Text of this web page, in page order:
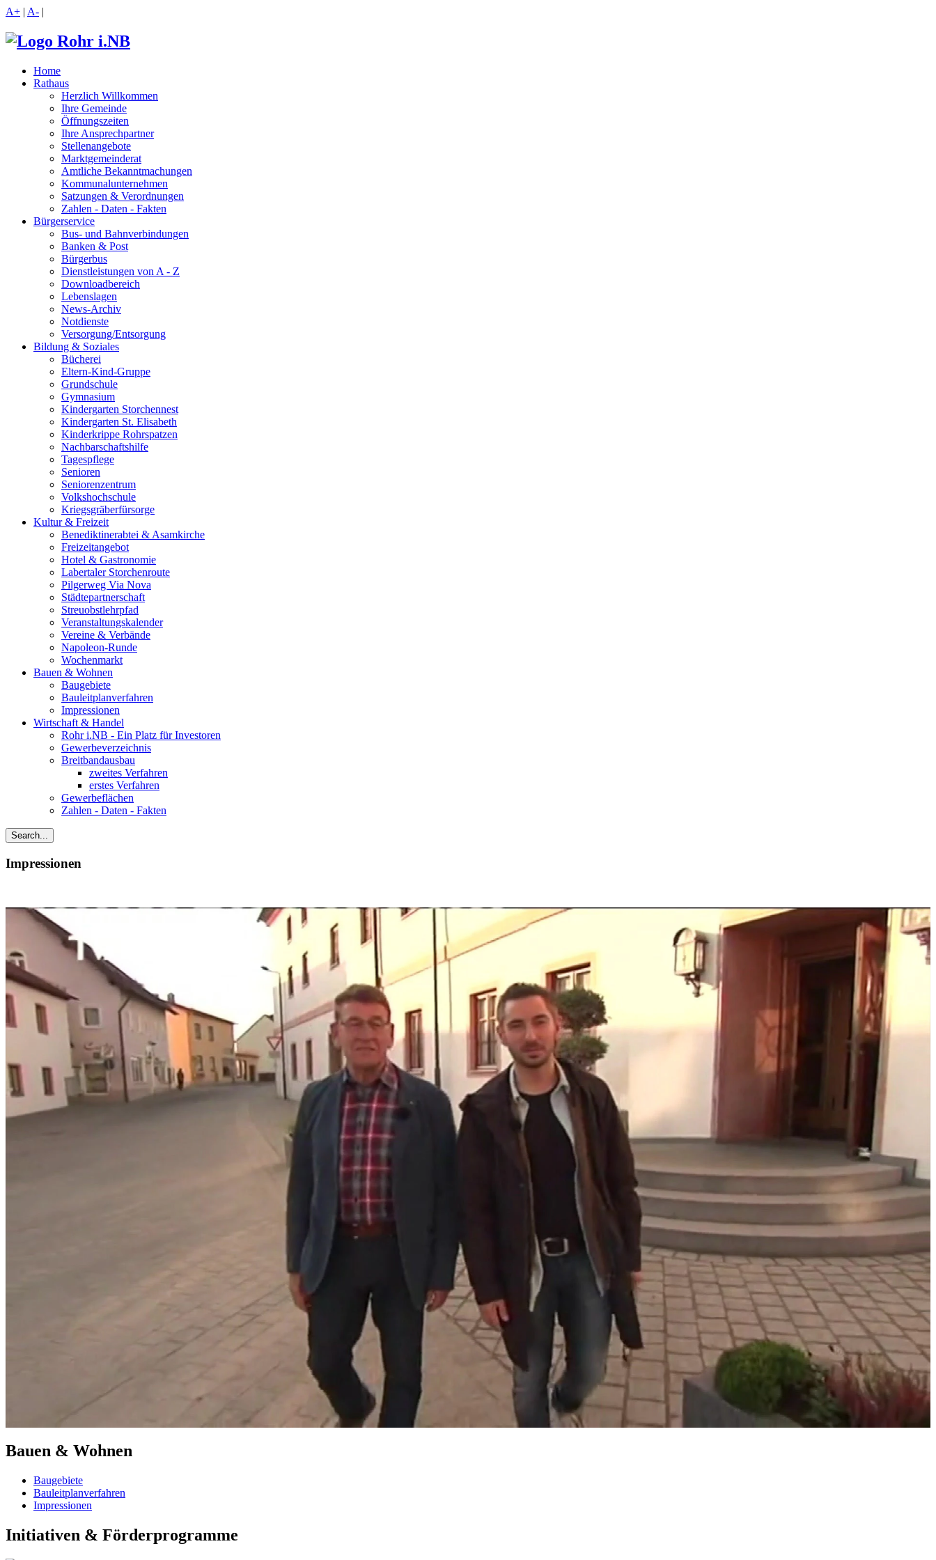
A+ | A- |
Home
Rathaus
Herzlich Willkommen
Ihre Gemeinde
Öffnungszeiten
Ihre Ansprechpartner
Stellenangebote
Marktgemeinderat
Amtliche Bekanntmachungen
Kommunalunternehmen
Satzungen & Verordnungen
Zahlen - Daten - Fakten
Bürgerservice
Bus- und Bahnverbindungen
Banken & Post
Bürgerbus
Dienstleistungen von A - Z
Downloadbereich
Lebenslagen
News-Archiv
Notdienste
Versorgung/Entsorgung
Bildung & Soziales
Bücherei
Eltern-Kind-Gruppe
Grundschule
Gymnasium
Kindergarten Storchennest
Kindergarten St. Elisabeth
Kinderkrippe Rohrspatzen
Nachbarschaftshilfe
Tagespflege
Senioren
Seniorenzentrum
Volkshochschule
Kriegsgräberfürsorge
Kultur & Freizeit
Benediktinerabtei & Asamkirche
Freizeitangebot
Hotel & Gastronomie
Labertaler Storchenroute
Pilgerweg Via Nova
Städtepartnerschaft
Streuobstlehrpfad
Veranstaltungskalender
Vereine & Verbände
Napoleon-Runde
Wochenmarkt
Bauen & Wohnen
Baugebiete
Bauleitplanverfahren
Impressionen
Wirtschaft & Handel
Rohr i.NB - Ein Platz für Investoren
Gewerbeverzeichnis
Breitbandausbau
zweites Verfahren
erstes Verfahren
Gewerbeflächen
Zahlen - Daten - Fakten
Impressionen
Bauen & Wohnen
Baugebiete
Bauleitplanverfahren
Impressionen
Initiativen & Förderprogramme